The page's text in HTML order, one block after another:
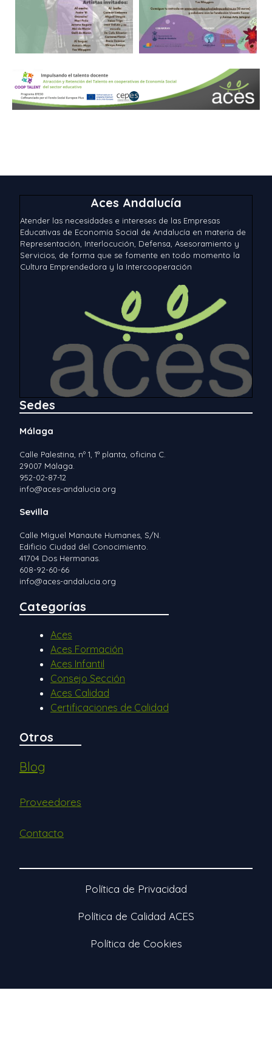
Aces Andalucía
Atender las necesidades e intereses de las Empresas
Educativas de Economía Social de Andalucía en materia de
Representación, Interlocución, Defensa, Asesoramiento y
Servicios, de forma que se fomente en todo momento la
Cultura Emprendedora y la Intercooperación
Sedes
Málaga
Calle Palestina, nº 1, 1ª planta, oficina C.
29007 Málaga.
952-02-87-12
info@aces-andalucia.org
Sevilla
Calle Miguel Manaute Humanes, S/N.
Edificio Ciudad del Conocimiento.
41704 Dos Hermanas.
608-92-60-66
info@aces-andalucia.org
Categorías
Aces
Aces Formación
Aces Infantil
Consejo Sección
Aces Calidad
Certificaciones de Calidad
Otros
Blog
Proveedores
Contacto
Política de Privacidad
Política de Calidad ACES
Política de Cookies